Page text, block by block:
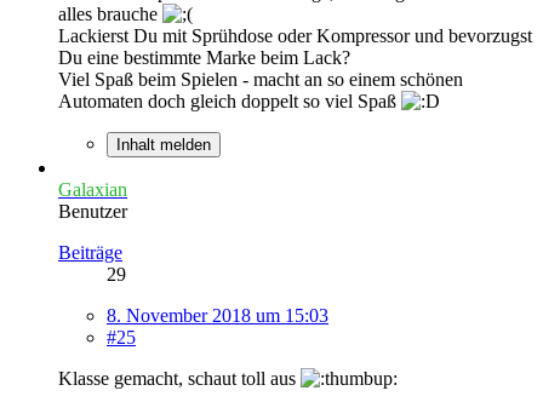
alles brauche
Lackierst Du mit Sprühdose oder Kompressor und bevorzugst
Du eine bestimmte Marke beim Lack?
Viel Spaß beim Spielen - macht an so einem schönen
Automaten doch gleich doppelt so viel Spaß
Inhalt melden
Galaxian
Benutzer
Beiträge
29
8. November 2018 um 15:03
#25
Klasse gemacht, schaut toll aus